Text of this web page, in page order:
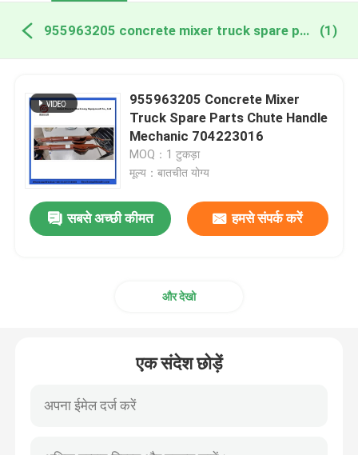
955963205 concrete mixer truck spare parts ऑनलाइन निर्माण (1)
955963205 Concrete Mixer
Truck Spare Parts Chute Handle
Mechanic 704223016
MOQ：1 टुकड़ा
मूल्य：बातचीत योग्य
सबसे अच्छी कीमत हमसे संपर्क करें
और देखो
एक संदेश छोड़ें